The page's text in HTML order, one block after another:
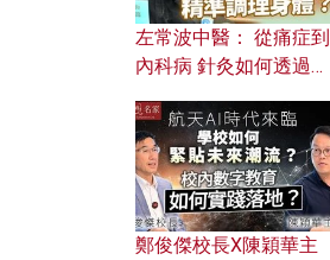
左常波中醫： 從痛症到
內科病 針灸如何透過解
鄭俊傑校長X陳穎華主